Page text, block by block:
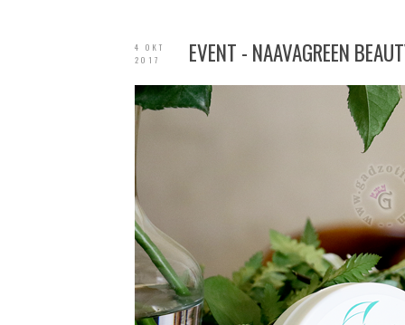
4 OKT
2017
EVENT - NAAVAGREEN